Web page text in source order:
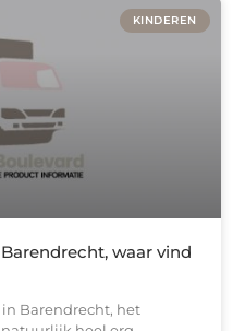
KINDEREN
waar vind
Barendrecht, het